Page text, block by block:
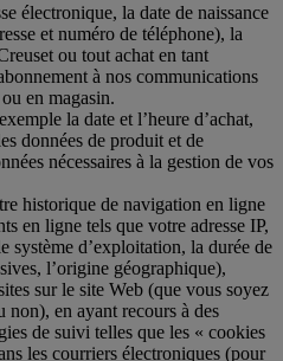
électronique, la date de naissance
et numéro de téléphone), la
ou tout achat en tant
à nos communications
en magasin.
la date et l’heure d’achat,
données de produit et de
nécessaires à la gestion de vos
historique de navigation en ligne
en ligne tels que votre adresse IP,
système d’exploitation, la durée de
l’origine géographique),
sur le site Web (que vous soyez
non), en ayant recours à des
de suivi telles que les « cookies
les courriers électroniques (pour